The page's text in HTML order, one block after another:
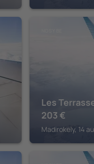
Les
203 €
Madirokely, 14